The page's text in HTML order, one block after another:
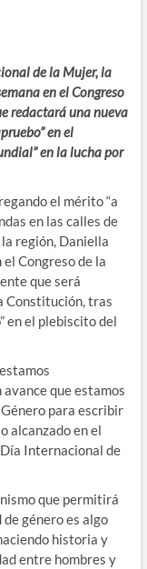
de la Mujer, la
en el Congreso
redactará una nueva
en el
en la lucha por
el mérito “a
en las calles de
región, Daniella
Congreso de la
que será
Constitución, tras
en el plebiscito del
que estamos
para escribir
alcanzado en el
Internacional de
que permitirá
género es algo
historia y
entre hombres y